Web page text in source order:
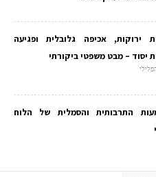
ירוקות, אכיפה גלובלית ופגיעה
יסוד – מבט משפטי ביקורתי
התרבותית והסמלית של הלוח